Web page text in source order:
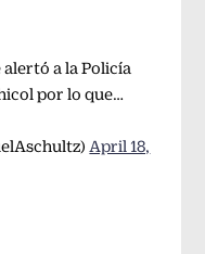
alertó a la Policía
por lo que…
April 18,